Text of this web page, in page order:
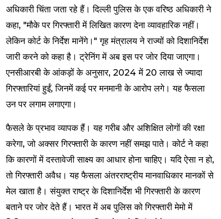
अधिकारी चिंता जता रहे हैं। दिल्ली पुलिस के एक वरिष्ठ अधिकारी ने
कहा, "मौके पर गिरफ्तारी में लिखित कारण देना व्यावहारिक नहीं।
लेकिन कोर्ट के निर्देश मानेंगे।" गृह मंत्रालय ने राज्यों को दिशानिर्देश
जारी करने को कहा है। ट्रेनिंग में अब इस पर जोर दिया जाएगा।
एनसीआरबी के आंकड़ों के अनुसार, 2024 में 20 लाख से ज्यादा
गिरफ्तारियां हुईं, जिनमें कई पर मनमानी के आरोप लगे। यह फैसला
उन पर लगाम लगाएगा।
फैसले के प्रभाव व्यापक हैं। यह गरीब और अशिक्षित लोगों की रक्षा
करेगा, जो अक्सर गिरफ्तारी के कारण नहीं समझ पाते। कोर्ट ने कहा
कि कारणों में दस्तावेजी साक्ष्य का आधार होना चाहिए। यदि ऐसा न हो,
तो गिरफ्तारी अवैध। यह फैसला अंतरराष्ट्रीय मानवाधिकार मानकों से
मेल खाता है। संयुक्त राष्ट्र के दिशानिर्देश भी गिरफ्तारी के कारण
बताने पर जोर देते हैं। भारत में अब पुलिस को गिरफ्तारी मेमो में